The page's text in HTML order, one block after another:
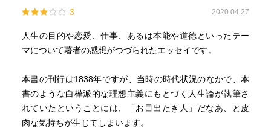
3 2020.04.27
人生の目的や恋愛、仕事、あるは本能や道徳といったテー
マについて著者の感想がつづられたエッセイです。
本書の刊行は1838年ですが、当時の時代状況のなかで、本
書のような白樺派的な理想主義にもとづく人生論が執筆さ
れていたということには、「お目出たき人」だなあ、と皮
肉な気持ちが生じてしまいます。